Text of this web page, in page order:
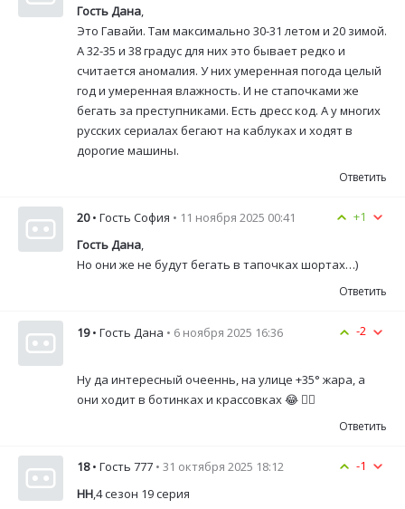
Гость Дана
Это Гавайи. Там максимально 30-31 летом и 20 зимой.
А 32-35 и 38 градус для них это бывает редко и
считается аномалия. У них умеренная погода целый
год и умеренная влажность. И не стапочками же
бегать за преступниками. Есть дресс код. А у многих
русских сериалах бегают на каблуках и ходят в
дорогие машины.
Ответить
+1
20 • Гость София • 11 ноября 2025 00:41
Гость Дана,
Но они же не будут бегать в тапочках шортах…)
Ответить
-2
19 • Гость Дана • 6 ноября 2025 16:36
Ну да интересный очееннь, на улице +35° жара, а
они ходит в ботинках и крассовках 😂 🤦‍♀️
Ответить
-1
18 • Гость 777 • 31 октября 2025 18:12
НН,4 сезон 19 серия